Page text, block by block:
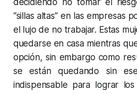
“sillas altas” en las empresas
el lujo de no trabajar. Estas
quedarse en casa mientras
opción, sin embargo como
se están quedando sin
indispensable para lograr